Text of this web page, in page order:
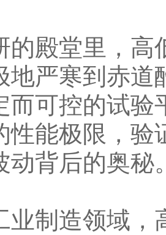
堂里，高
地严寒到赤道
而可控的试
性能极限，验
动背后的奥秘
造领域，